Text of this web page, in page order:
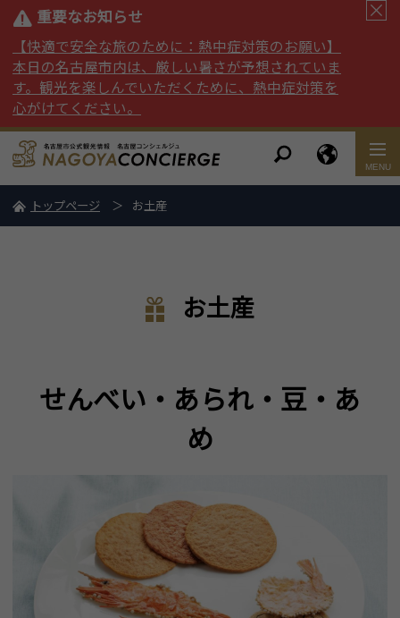
重要なお知らせ
【快適で安全な旅のために：熱中症対策のお願い】
本日の名古屋市内は、厳しい暑さが予想されていま
す。観光を楽しんでいただくために、熱中症対策を
心がけてください。
トップページ お土産
お土産
せんべい・あられ・豆・あ
め